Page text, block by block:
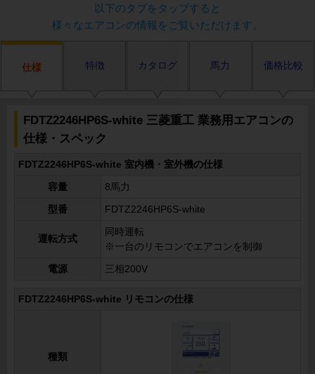
以下のタブをタップすると
様々なエアコンの情報をご覧いただけます。
仕様 特徴 カタログ 馬力 価格比較
FDTZ2246HP6S-white 三菱重工 業務用エアコンの
仕様・スペック
FDTZ2246HP6S-white 室内機・室外機の仕様
容量 8馬力
型番 FDTZ2246HP6S-white
運転方式
同時運転
※一台のリモコンでエアコンを制御
電源 三相200V
FDTZ2246HP6S-white リモコンの仕様
種類